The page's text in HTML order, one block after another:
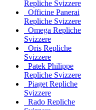
Repliche Svizzere
Officine Panerai
Repliche Svizzere
Omega Repliche
Svizzere
Oris Repliche
Svizzere
Patek Philippe
Repliche Svizzere
Piaget Repliche
Svizzere
Rado Repliche